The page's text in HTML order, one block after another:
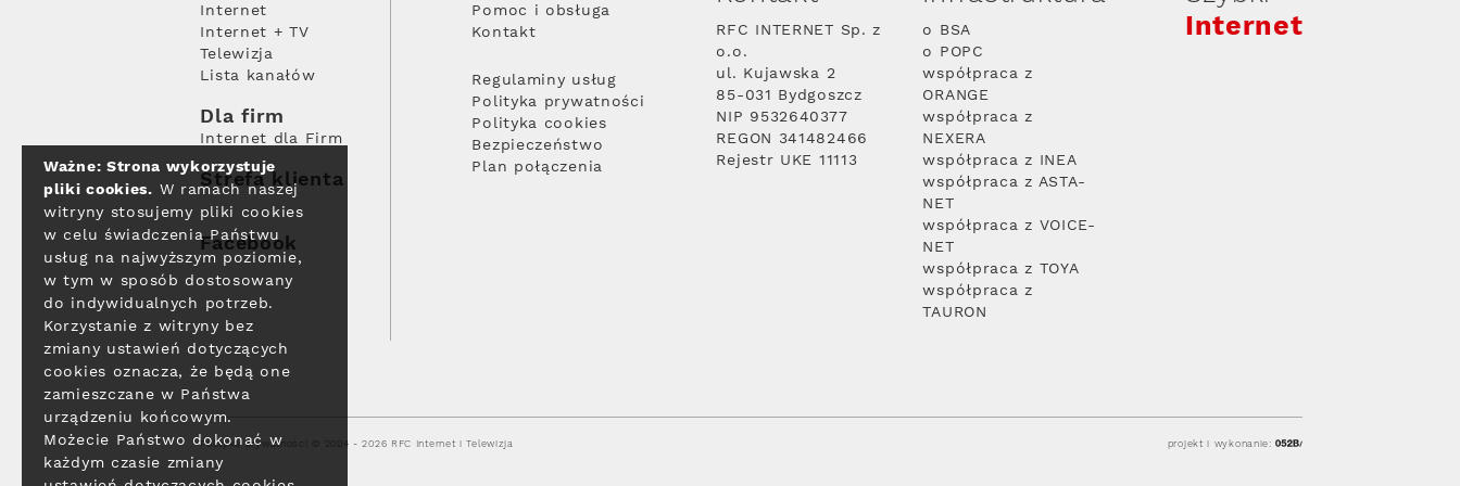
Internet
Internet + TV
Telewizja
Lista kanałów
Dla firm
Internet dla Firm
Strefa klienta
Facebook
Pomoc i obsługa
Kontakt
Regulaminy usług
Polityka prywatności
Polityka cookies
Bezpieczeństwo
Plan połączenia
RFC INTERNET Sp. z
o.o.
ul. Kujawska 2
85-031 Bydgoszcz
NIP 9532640377
REGON 341482466
Rejestr UKE 11113
o BSA
o POPC
współpraca z
ORANGE
współpraca z
NEXERA
współpraca z INEA
współpraca z ASTA-
NET
współpraca z VOICE-
NET
współpraca z TOYA
współpraca z
TAURON
Internet
Polityka prywatności © 2004 - 2026 RFC Internet i Telewizja projekt i wykonanie:
Ważne: Strona wykorzystuje
pliki cookies. W ramach naszej
witryny stosujemy pliki cookies
w celu świadczenia Państwu
usług na najwyższym poziomie,
w tym w sposób dostosowany
do indywidualnych potrzeb.
Korzystanie z witryny bez
zmiany ustawień dotyczących
cookies oznacza, że będą one
zamieszczane w Państwa
urządzeniu końcowym.
Możecie Państwo dokonać w
każdym czasie zmiany